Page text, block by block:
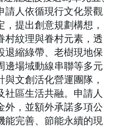
請人依循現行文化景觀
提出創意規劃構想，
村紋理與眷村元素，透
退縮綠帶、老樹現地保
邊場域動線串聯等多元
文創活化營運團隊，
社區生活共融。申請人
外，並額外承諾多項公
能完善、節能永續的現